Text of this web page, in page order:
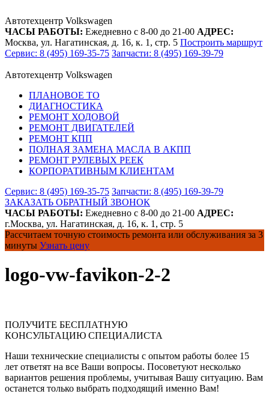
Автотехцентр Volkswagen
ЧАСЫ РАБОТЫ: Ежедневно с 8-00 до 21-00 АДРЕС:
Москва, ул. Нагатинская, д. 16, к. 1, стр. 5 Построить маршрут
Сервис: 8 (495) 169-35-75 Запчасти: 8 (495) 169-39-79
Автотехцентр Volkswagen
ПЛАНОВОЕ ТО
ДИАГНОСТИКА
РЕМОНТ ХОДОВОЙ
РЕМОНТ ДВИГАТЕЛЕЙ
РЕМОНТ КПП
ПОЛНАЯ ЗАМЕНА МАСЛА В АКПП
РЕМОНТ РУЛЕВЫХ РЕЕК
КОРПОРАТИВНЫМ КЛИЕНТАМ
Сервис: 8 (495) 169-35-75 Запчасти: 8 (495) 169-39-79
ЗАКАЗАТЬ ОБРАТНЫЙ ЗВОНОК
ЧАСЫ РАБОТЫ: Ежедневно с 8-00 до 21-00 АДРЕС:
г.Москва, ул. Нагатинская, д. 16, к. 1, стр. 5
Рассчитаем точную стоимость ремонта или обслуживания за 3
минуты Узнать цену
logo-vw-favikon-2-2
ПОЛУЧИТЕ БЕСПЛАТНУЮ
КОНСУЛЬТАЦИЮ СПЕЦИАЛИСТА
Наши технические специалисты с опытом работы более 15
лет ответят на все Ваши вопросы. Посоветуют несколько
вариантов решения проблемы, учитывая Вашу ситуацию. Вам
останется только выбрать подходящий именно Вам!